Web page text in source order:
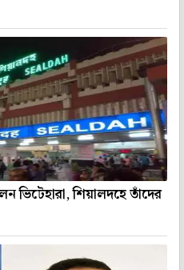
ভিটেহারা, শিয়ালদহে তাঁদের